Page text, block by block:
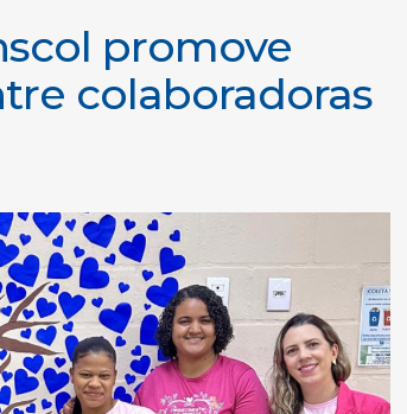
promove
colaboradoras